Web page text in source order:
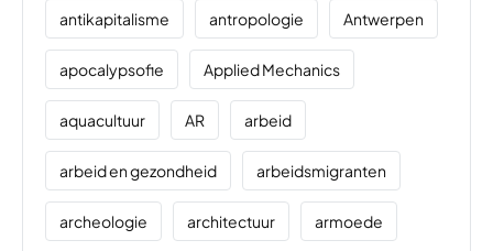
antikapitalisme antropologie Antwerpen
apocalypsofie Applied Mechanics
aquacultuur AR arbeid
arbeid en gezondheid arbeidsmigranten
archeologie architectuur armoede